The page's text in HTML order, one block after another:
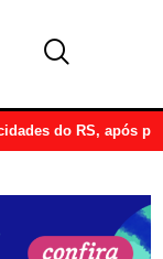
do RS, após